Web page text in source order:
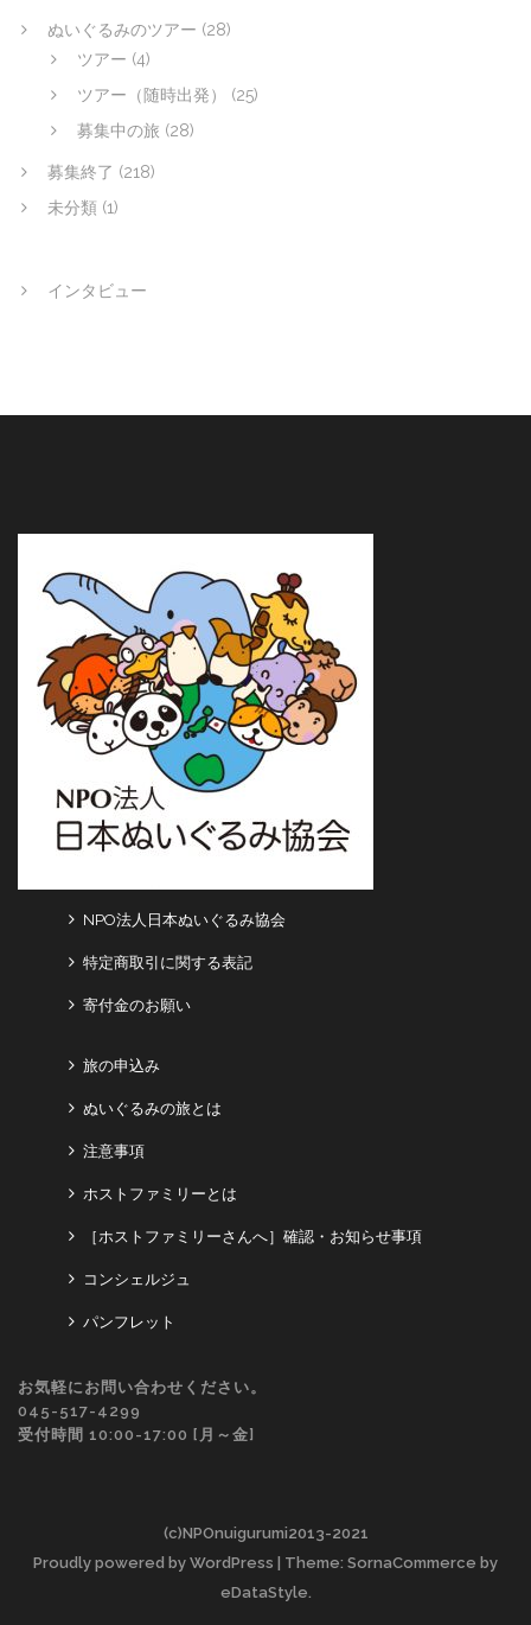
ぬいぐるみのツアー (28)
ツアー (4)
ツアー（随時出発）
(25)
募集中の旅 (28)
募集終了 (218)
未分類 (1)
インタビュー
NPO法人日本ぬいぐるみ協会
特定商取引に関する表記
寄付金のお願い
旅の申込み
ぬいぐるみの旅とは
注意事項
ホストファミリーとは
［ホストファミリーさんへ］確認・お知らせ事項
コンシェルジュ
パンフレット
お気軽にお問い合わせください。
045-517-4299
受付時間 10:00-17:00 [月～金]
(c)NPOnuigurumi2013-2021
Proudly powered by WordPress | Theme: SornaCommerce by
eDataStyle.